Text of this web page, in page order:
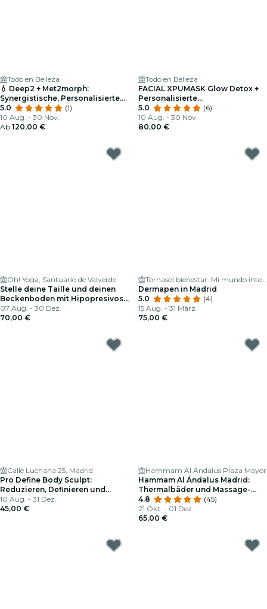
Todo en Belleza
💧 Deep2 + Met2morph:
Synergistische, Personalisierte
Hautverjüngung
5.0
(1)
10 Aug. - 30 Nov.
Ab 120,00 €
Todo en Belleza
FACIAL XPUMASK Glow Detox +
Personalisierte
Gesichtsdiagnose
5.0
(6)
10 Aug. - 30 Nov.
80,00 €
Oh! Yoga, Santuario de Valverde
Stelle deine Taille und deinen
Beckenboden mit Hipopresivos
unter der Anleitung von Inma
Leal
07 Aug. - 30 Dez.
70,00 €
Tornasol bienestar. Mi mundo interior
Dermapen in Madrid
5.0
(4)
15 Aug. - 31 März
75,00 €
Calle Luchana 25, Madrid
Pro Define Body Sculpt:
Reduzieren, Definieren und
Formen in 30 Minuten
10 Aug. - 31 Dez.
45,00 €
Hammam Al Ándalus Plaza Mayor
Hammam Al Ándalus Madrid:
Thermalbäder und Massage-
Tour
4.8
(45)
21 Okt. - 01 Dez.
65,00 €